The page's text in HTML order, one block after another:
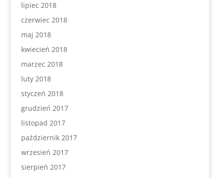
lipiec 2018
czerwiec 2018
maj 2018
kwiecień 2018
marzec 2018
luty 2018
styczeń 2018
grudzień 2017
listopad 2017
październik 2017
wrzesień 2017
sierpień 2017